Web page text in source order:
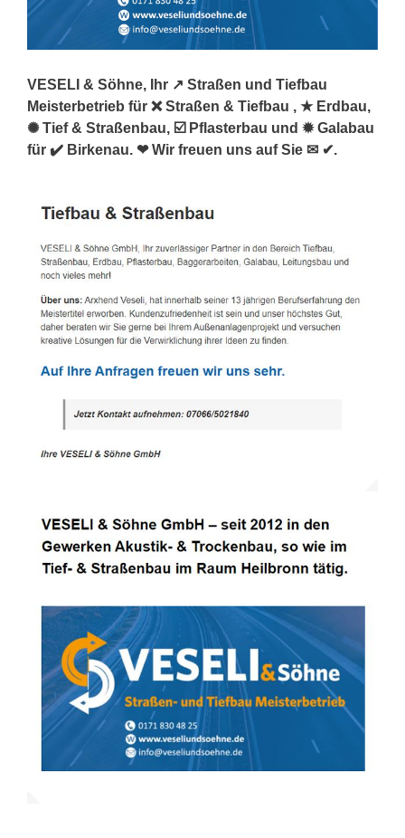
VESELI & Söhne, Ihr ↗️ Straßen und Tiefbau
Meisterbetrieb für ❌ Straßen & Tiefbau , ★ Erdbau,
✺ Tief & Straßenbau, ☑️ Pflasterbau und ✹ Galabau
für ✔️ Birkenau. ❤ Wir freuen uns auf Sie ✉ ✔.